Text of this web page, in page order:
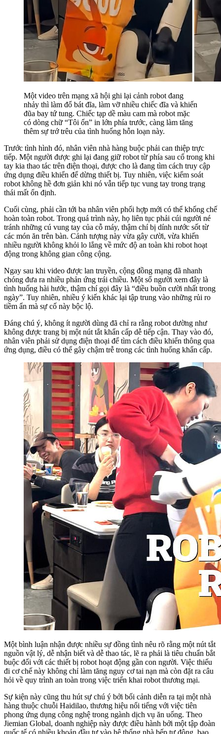
Một video trên mạng xã hội ghi lại cảnh robot đang
nhảy thì làm đổ bát đĩa, làm vỡ nhiều chiếc đĩa và khiến
đũa bay tứ tung. Chiếc tạp dề màu cam mà robot mặc
có dòng chữ “Tôi ổn” in lớn phía trước, càng làm tăng
thêm sự trớ trêu của tình huống hỗn loạn này.
Trước tình hình đó, nhân viên nhà hàng buộc phải can thiệp trực
tiếp. Một người được ghi lại đang giữ robot từ phía sau cổ trong khi
tay kia thao tác trên điện thoại, được cho là đang tìm cách truy cập
ứng dụng điều khiển để dừng thiết bị. Tuy nhiên, việc kiểm soát
robot không hề đơn giản khi nó vẫn tiếp tục vung tay trong trạng
thái mất ổn định.
Cuối cùng, phải cần tới ba nhân viên phối hợp mới có thể khống chế
hoàn toàn robot. Trong quá trình này, họ liên tục phải cúi người né
tránh những cú vung tay của cỗ máy, thậm chí bị dính nước sốt từ
các món ăn trên bàn. Cảnh tượng này vừa gây cười, vừa khiến
nhiều người không khỏi lo lắng về mức độ an toàn khi robot hoạt
động trong không gian công cộng.
Ngay sau khi video được lan truyền, cộng đồng mạng đã nhanh
chóng đưa ra nhiều phản ứng trái chiều. Một số người xem đây là
tình huống hài hước, thậm chí gọi đây là “điều buồn cười nhất trong
ngày”. Tuy nhiên, nhiều ý kiến khác lại tập trung vào những rủi ro
tiềm ẩn mà sự cố này bộc lộ.
Đáng chú ý, không ít người dùng đã chỉ ra rằng robot dường như
không được trang bị một nút tắt khẩn cấp dễ tiếp cận. Thay vào đó,
nhân viên phải sử dụng điện thoại để tìm cách điều khiển thông qua
ứng dụng, điều có thể gây chậm trễ trong các tình huống khẩn cấp.
Một bình luận nhận được nhiều sự đồng tình nêu rõ rằng một nút tắt
nguồn vật lý, dễ nhận biết và dễ thao tác, lẽ ra phải là tiêu chuẩn bắt
buộc đối với các thiết bị robot hoạt động gần con người. Việc thiếu
đi cơ chế này không chỉ làm tăng nguy cơ tai nạn mà còn đặt ra câu
hỏi về quy trình an toàn trong việc triển khai robot thương mại.
Sự kiện này cũng thu hút sự chú ý bởi bối cảnh diễn ra tại một nhà
hàng thuộc chuỗi Haidilao, thương hiệu nổi tiếng với việc tiên
phong ứng dụng công nghệ trong ngành dịch vụ ăn uống. Theo
Jiemian Global, doanh nghiệp này được điều hành bởi một tập đoàn
quốc tế có nhiều khoản đầu tư vào hệ thống nhà bếp tự động, bao